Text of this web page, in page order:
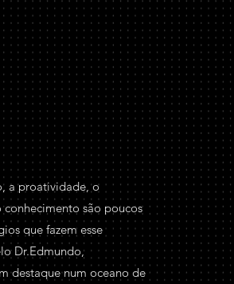
a proatividade, o
são poucos
que fazem esse
Dr.Edmundo,
destaque num oceano de